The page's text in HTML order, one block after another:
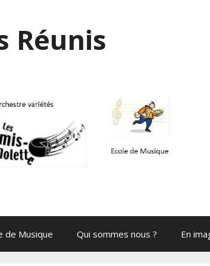
Réunis
de Musique Qui sommes nous ? En